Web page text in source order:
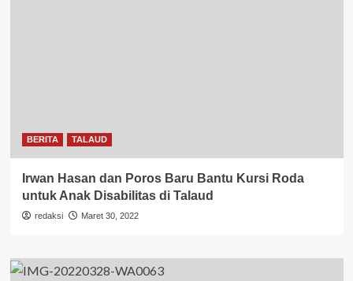
BERITA TALAUD
Irwan Hasan dan Poros Baru Bantu Kursi Roda
untuk Anak Disabilitas di Talaud
redaksi Maret 30, 2022